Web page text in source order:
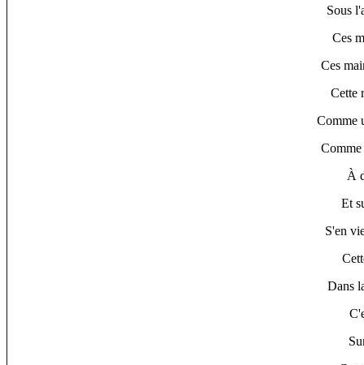
Sous
Ces
Ces
Cette
Comme
À
Et
S'en
Dans